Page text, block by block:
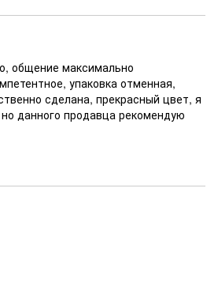
общение максимально
упаковка отменная,
сделана, прекрасный цвет, я
данного продавца рекомендую